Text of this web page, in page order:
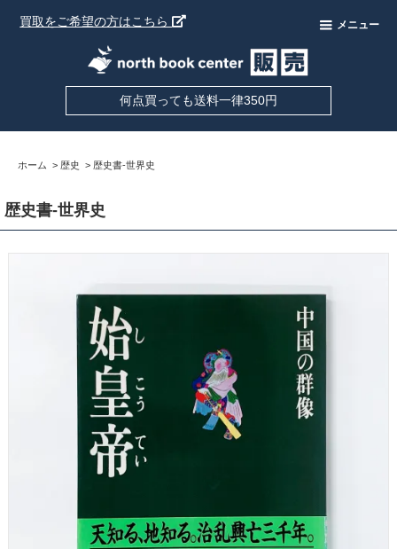
買取をご希望の方はこちら メニュー
何点買っても送料一律350円
ホーム > 歴史 > 歴史書-世界史
歴史書-世界史